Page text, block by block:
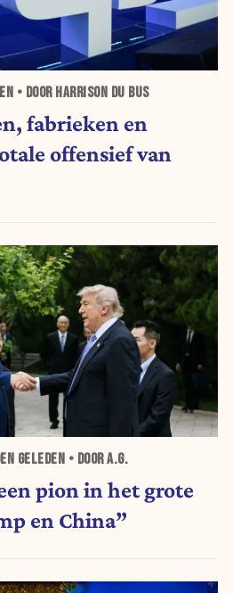
• DOOR HARRISON DU BUS
fabrieken en
offensief van
GELEDEN • DOOR A.G.
pion in het grote
en China”